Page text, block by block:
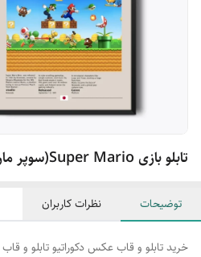
تابلو بازی Super Mario(سوپر ماریو)
توضیحات نظرات کاربران
خرید تابلو و قاب عکس دکوراتیو تابلو و